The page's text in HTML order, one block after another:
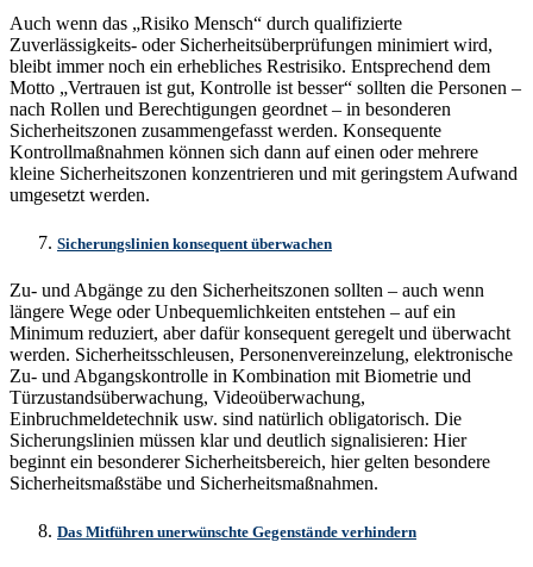
Auch wenn das „Risiko Mensch“ durch qualifizierte
Zuverlässigkeits- oder Sicherheitsüberprüfungen minimiert wird,
bleibt immer noch ein erhebliches Restrisiko. Entsprechend dem
Motto „Vertrauen ist gut, Kontrolle ist besser“ sollten die Personen –
nach Rollen und Berechtigungen geordnet – in besonderen
Sicherheitszonen zusammengefasst werden. Konsequente
Kontrollmaßnahmen können sich dann auf einen oder mehrere
kleine Sicherheitszonen konzentrieren und mit geringstem Aufwand
umgesetzt werden.
Sicherungslinien konsequent überwachen
Zu- und Abgänge zu den Sicherheitszonen sollten – auch wenn
längere Wege oder Unbequemlichkeiten entstehen – auf ein
Minimum reduziert, aber dafür konsequent geregelt und überwacht
werden. Sicherheitsschleusen, Personenvereinzelung, elektronische
Zu- und Abgangskontrolle in Kombination mit Biometrie und
Türzustandsüberwachung, Videoüberwachung,
Einbruchmeldetechnik usw. sind natürlich obligatorisch. Die
Sicherungslinien müssen klar und deutlich signalisieren: Hier
beginnt ein besonderer Sicherheitsbereich, hier gelten besondere
Sicherheitsmaßstäbe und Sicherheitsmaßnahmen.
Das Mitführen unerwünschte Gegenstände verhindern